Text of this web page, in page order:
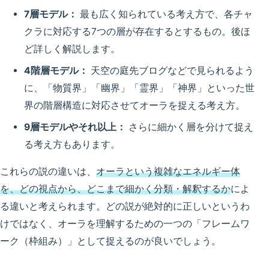
7層モデル： 最も広く知られている考え方で、各チャ
クラに対応する7つの層が存在するとするもの。後ほ
ど詳しく解説します。
4階層モデル： 天空の庭先ブログなどで見られるよう
に、「物質界」「幽界」「霊界」「神界」といった世
界の階層構造に対応させてオーラを捉える考え方。
9層モデルやそれ以上：
さらに細かく層を分けて捉え
る考え方もあります。
これらの説の違いは、 オーラという複雑なエネルギー体
を、どの視点から、どこまで細かく分類・解釈するかによ
る違いと考えられます。どの説が絶対的に正しいというわ
けではなく、オーラを理解するための一つの「フレームワ
ーク（枠組み）」として捉えるのが良いでしょう。